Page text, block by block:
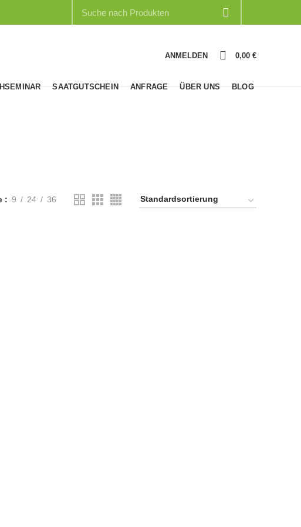
ANMELDEN 0,00 €
SAATGUTSCHEIN ANFRAGE ÜBER UNS BLOG
9 24 36